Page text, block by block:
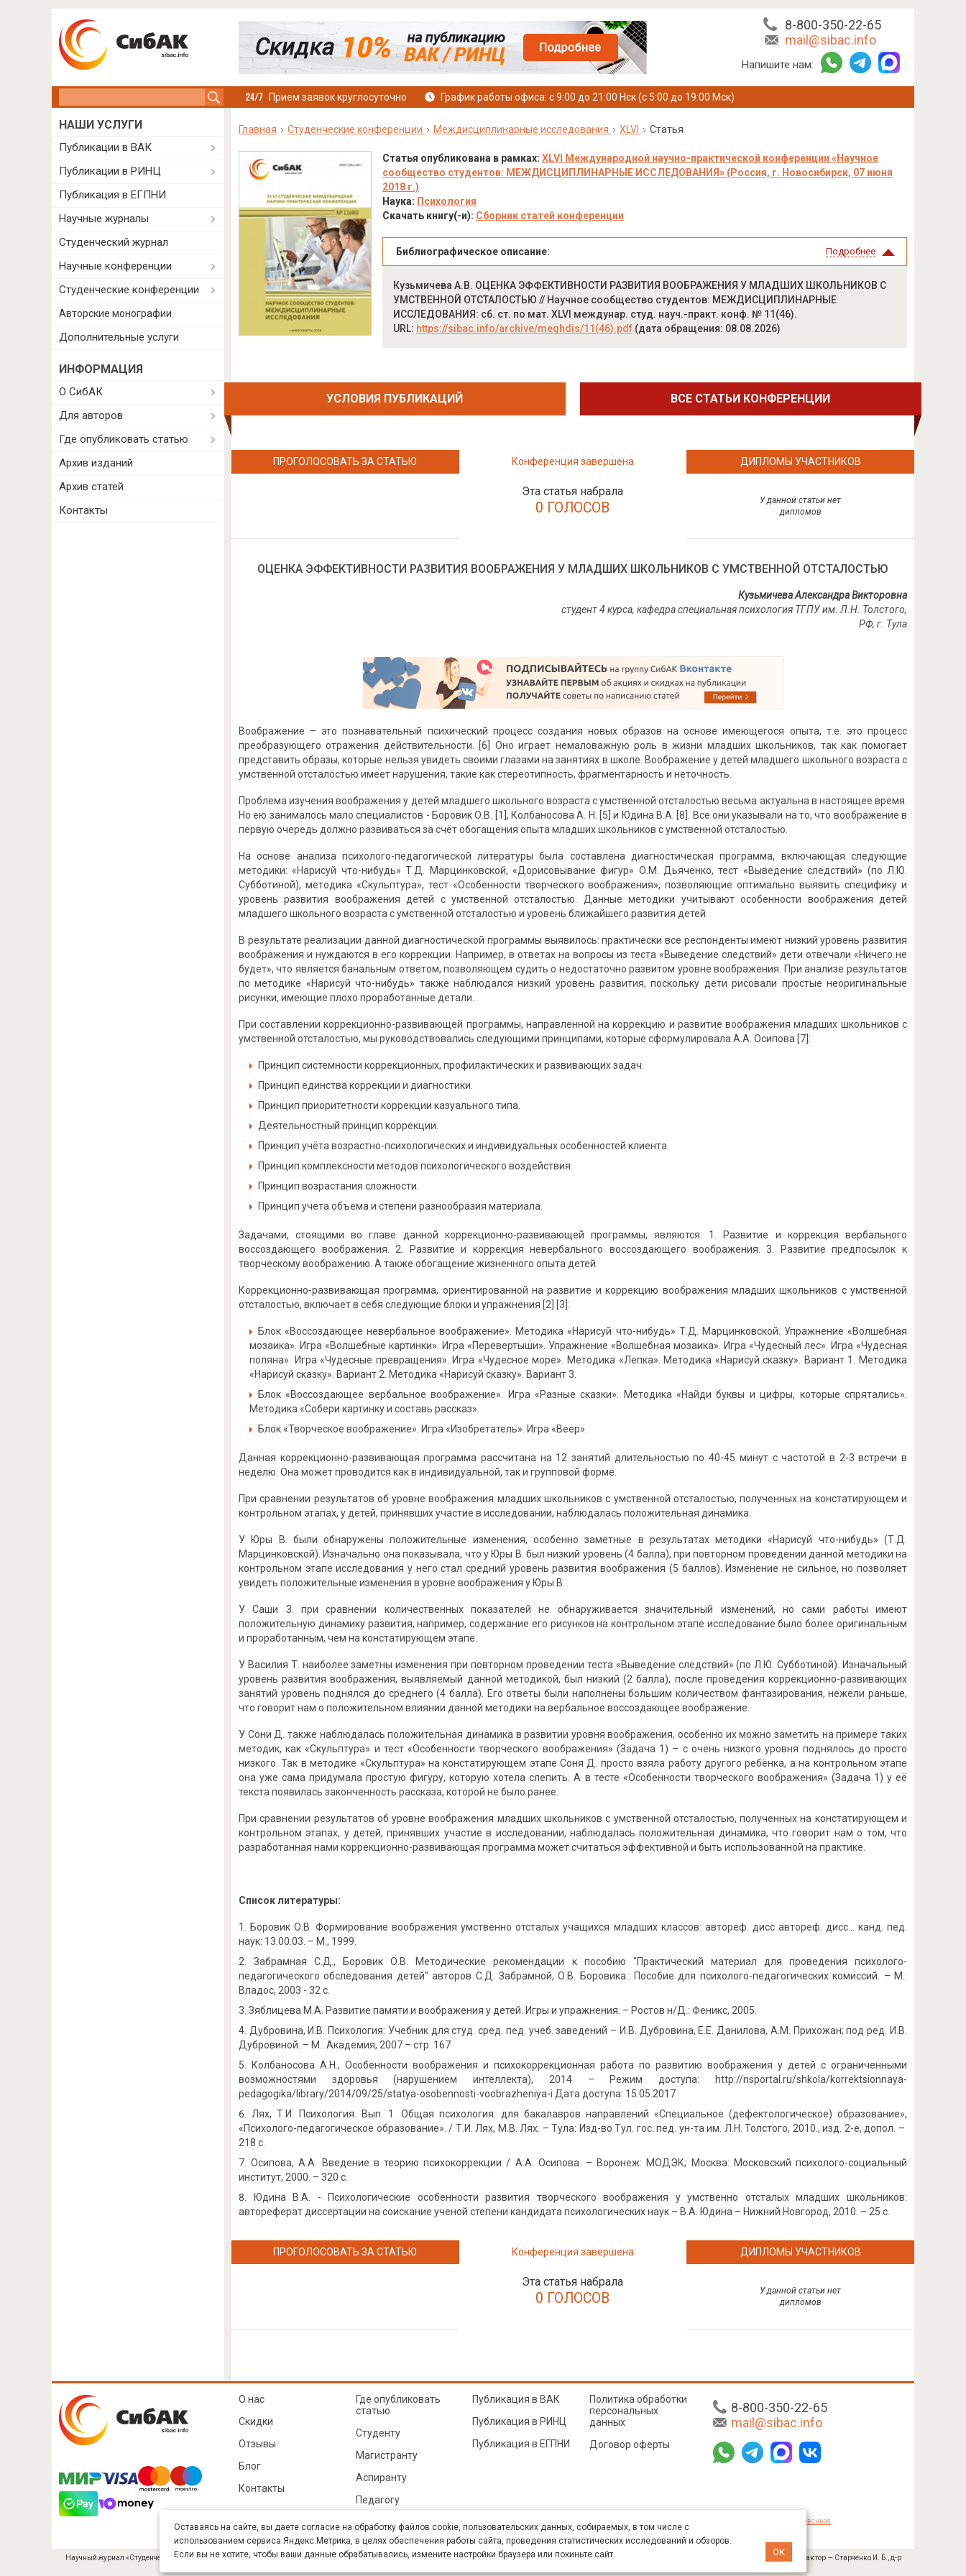
8-800-350-22-65
mail@sibac.info
Напишите нам:
Прием заявок круглосуточно График работы офиса: с 9:00 до 21:00 Нск (с 5:00 до 19:00 Мск)
Главная Студенческие конференции Междисциплинарные исследования XLVI Статья
Статья опубликована в рамках: XLVI Международной научно-практической конференции «Научное
сообщество студентов: МЕЖДИСЦИПЛИНАРНЫЕ ИССЛЕДОВАНИЯ» (Россия, г. Новосибирск, 07 июня
2018 г.)
Наука: Психология
Скачать книгу(-и): Сборник статей конференции
Библиографическое описание: Подробнее
Кузьмичева А.В. ОЦЕНКА ЭФФЕКТИВНОСТИ РАЗВИТИЯ ВООБРАЖЕНИЯ У МЛАДШИХ ШКОЛЬНИКОВ С
УМСТВЕННОЙ ОТСТАЛОСТЬЮ // Научное сообщество студентов: МЕЖДИСЦИПЛИНАРНЫЕ
ИССЛЕДОВАНИЯ: сб. ст. по мат. XLVI междунар. студ. науч.-практ. конф. № 11(46).
URL: https://sibac.info/archive/meghdis/11(46).pdf(дата обращения: 08.08.2026)
УСЛОВИЯ ПУБЛИКАЦИЙ ВСЕ СТАТЬИ КОНФЕРЕНЦИИ
ПРОГОЛОСОВАТЬ ЗА СТАТЬЮ Конференция завершена
Эта статья набрала
0 ГОЛОСОВ
ДИПЛОМЫ УЧАСТНИКОВ
У данной статьи нет
дипломов
ОЦЕНКА ЭФФЕКТИВНОСТИ РАЗВИТИЯ ВООБРАЖЕНИЯ У МЛАДШИХ ШКОЛЬНИКОВ С УМСТВЕННОЙ ОТСТАЛОСТЬЮ
Кузьмичева Александра Викторовна
студент 4 курса, кафедра специальная психология ТГПУ им. Л.Н. Толстого,
РФ, г. Тула
Воображение – это познавательный психический процесс создания новых образов на основе имеющегося опыта, т.е. это процесс
преобразующего отражения действительности. [6] Оно играет немаловажную роль в жизни младших школьников, так как помогает
представить образы, которые нельзя увидеть своими глазами на занятиях в школе. Воображение у детей младшего школьного возраста с
умственной отсталостью имеет нарушения, такие как стереотипность, фрагментарность и неточность.
Проблема изучения воображения у детей младшего школьного возраста с умственной отсталостью весьма актуальна в настоящее время.
Но ею занималось мало специалистов - Боровик О.В. [1], Колбаносова А. Н. [5] и Юдина В.А. [8]. Все они указывали на то, что воображение в
первую очередь должно развиваться за счёт обогащения опыта младших школьников с умственной отсталостью.
На основе анализа психолого-педагогической литературы была составлена диагностическая программа, включающая следующие
методики: «Нарисуй что-нибудь» Т.Д. Марцинковской, «Дорисовывание фигур» О.М. Дьяченко, тест «Выведение следствий» (по Л.Ю.
Субботиной), методика «Скульптура», тест «Особенности творческого воображения», позволяющие оптимально выявить специфику и
уровень развития воображения детей с умственной отсталостью. Данные методики учитывают особенности воображения детей
младшего школьного возраста с умственной отсталостью и уровень ближайшего развития детей.
В результате реализации данной диагностической программы выявилось: практически все респонденты имеют низкий уровень развития
воображения и нуждаются в его коррекции. Например, в ответах на вопросы из теста «Выведение следствий» дети отвечали «Ничего не
будет», что является банальным ответом, позволяющем судить о недостаточно развитом уровне воображения. При анализе результатов
по методике «Нарисуй что-нибудь» также наблюдался низкий уровень развития, поскольку дети рисовали простые неоригинальные
рисунки, имеющие плохо проработанные детали.
При составлении коррекционно-развивающей программы, направленной на коррекцию и развитие воображения младших школьников с
умственной отсталостью, мы руководствовались следующими принципами, которые сформулировала А.А. Осипова [7]:
Принцип системности коррекционных, профилактических и развивающих задач.
Принцип единства коррекции и диагностики.
Принцип приоритетности коррекции казуального типа.
Деятельностный принцип коррекции.
Принцип учёта возрастно-психологических и индивидуальных особенностей клиента.
Принцип комплексности методов психологического воздействия.
Принцип возрастания сложности.
Принцип учета объема и степени разнообразия материала.
Задачами, стоящими во главе данной коррекционно-развивающей программы, являются: 1. Развитие и коррекция вербального
воссоздающего воображения. 2. Развитие и коррекция невербального воссоздающего воображения. 3. Развитие предпосылок к
творческому воображению. А также обогащение жизненного опыта детей.
Коррекционно-развивающая программа, ориентированной на развитие и коррекцию воображения младших школьников с умственной
отсталостью, включает в себя следующие блоки и упражнения [2] [3]:
Блок «Воссоздающее невербальное воображение». Методика «Нарисуй что-нибудь» Т.Д. Марцинковской. Упражнение «Волшебная
мозаика». Игра «Волшебные картинки». Игра «Перевертыши». Упражнение «Волшебная мозаика». Игра «Чудесный лес». Игра «Чудесная
поляна». Игра «Чудесные превращения». Игра «Чудесное море». Методика «Лепка». Методика «Нарисуй сказку». Вариант 1. Методика
«Нарисуй сказку». Вариант 2. Методика «Нарисуй сказку». Вариант 3.
Блок «Воссоздающее вербальное воображение». Игра «Разные сказки». Методика «Найди буквы и цифры, которые спрятались».
Методика «Собери картинку и составь рассказ».
Блок «Творческое воображение». Игра «Изобретатель». Игра «Веер».
Данная коррекционно-развивающая программа рассчитана на 12 занятий длительностью по 40-45 минут с частотой в 2-3 встречи в
неделю. Она может проводится как в индивидуальной, так и групповой форме.
При сравнении результатов об уровне воображения младших школьников с умственной отсталостью, полученных на констатирующем и
контрольном этапах, у детей, принявших участие в исследовании, наблюдалась положительная динамика.
У Юры В. были обнаружены положительные изменения, особенно заметные в результатах методики «Нарисуй что-нибудь» (Т.Д.
Марцинковской). Изначально она показывала, что у Юры В. был низкий уровень (4 балла), при повторном проведении данной методики на
контрольном этапе исследования у него стал средний уровень развития воображения (5 баллов). Изменение не сильное, но позволяет
увидеть положительные изменения в уровне воображения у Юры В.
У Саши З. при сравнении количественных показателей не обнаруживается значительный изменений, но сами работы имеют
положительную динамику развития, например, содержание его рисунков на контрольном этапе исследование было более оригинальным
и проработанным, чем на констатирующем этапе.
У Василия Т. наиболее заметны изменения при повторном проведении теста «Выведение следствий» (по Л.Ю. Субботиной). Изначальный
уровень развития воображения, выявляемый данной методикой, был низкий (2 балла), после проведения коррекционно-развивающих
занятий уровень поднялся до среднего (4 балла). Его ответы были наполнены большим количеством фантазирования, нежели раньше,
что говорит нам о положительном влиянии данной методики на вербальное воссоздающее воображение.
У Сони Д. также наблюдалась положительная динамика в развитии уровня воображения, особенно их можно заметить на примере таких
методик, как «Скульптура» и тест «Особенности творческого воображения» (Задача 1) – с очень низкого уровня поднялось до просто
низкого. Так в методике «Скульптура» на констатирующем этапе Соня Д. просто взяла работу другого ребёнка, а на контрольном этапе
она уже сама придумала простую фигуру, которую хотела слепить. А в тесте «Особенности творческого воображения» (Задача 1) у её
текста появилась законченность рассказа, которой не было ранее.
При сравнении результатов об уровне воображения младших школьников с умственной отсталостью, полученных на констатирующем и
контрольном этапах, у детей, принявших участие в исследовании, наблюдалась положительная динамика, что говорит нам о том, что
разработанная нами коррекционно-развивающая программа может считаться эффективной и быть использованной на практике.
Список литературы:
Боровик О.В. Формирование воображения умственно отсталых учащихся младших классов: автореф. дисс автореф. дисс… канд. пед.
наук: 13.00.03. – М., 1999.
Забрамная С.Д., Боровик О.В. Методические рекомендации к пособию "Практический материал для проведения психолого-
педагогического обследования детей" авторов С.Д. Забрамной, О.В. Боровика.: Пособие для психолого-педагогических комиссий. – М.:
Владос, 2003 - 32 с.
Зяблицева М.А. Развитие памяти и воображения у детей. Игры и упражнения. – Ростов н/Д.: Феникс, 2005.
Дубровина, И.В. Психология: Учебник для студ. сред. пед. учеб. заведений – И.В. Дубровина, Е.Е. Данилова, А.М. Прихожан; под ред. И.В.
Дубровиной. – М.: Академия, 2007 – стр. 167
Колбаносова А.Н., Особенности воображения и психокоррекционная работа по развитию воображения у детей с ограниченными
возможностями здоровья (нарушением интеллекта), 2014 – Режим доступа: http://nsportal.ru/shkola/korrektsionnaya-
pedagogika/library/2014/09/25/statya-osobennosti-voobrazheniya-i Дата доступа: 15.05.2017
Лях, Т.И. Психология. Вып. 1. Общая психология: для бакалавров направлений «Специальное (дефектологическое) образование»,
«Психолого-педагогическое образование». / Т.И. Лях, М.В. Лях. – Тула: Изд-во Тул. гос. пед. ун-та им. Л.Н. Толстого, 2010., изд. 2-е, допол. –
218 с.
Осипова, А.А. Введение в теорию психокоррекции / А.А. Осипова. – Воронеж: МОДЭК; Москва: Московский психолого-социальный
институт, 2000. – 320 с.
Юдина В.А. - Психологические особенности развития творческого воображения у умственно отсталых младших школьников:
автореферат диссертации на соискание ученой степени кандидата психологических наук – В.А. Юдина – Нижний Новгород, 2010. – 25 с.
ПРОГОЛОСОВАТЬ ЗА СТАТЬЮ Конференция завершена
Эта статья набрала
0 ГОЛОСОВ
ДИПЛОМЫ УЧАСТНИКОВ
У данной статьи нет
дипломов
НАШИ УСЛУГИ
Публикации в ВАК
Публикации в РИНЦ
Публикация в ЕГПНИ
Научные журналы
Студенческий журнал
Научные конференции
Студенческие конференции
Авторские монографии
Дополнительные услуги
ИНФОРМАЦИЯ
О СибАК
Для авторов
Где опубликовать статью
Архив изданий
Архив статей
Контакты
8-800-350-22-65
mail@sibac.info
О нас
Скидки
Отзывы
Блог
Контакты
Где опубликовать
статью
Студенту
Магистранту
Аспиранту
Педагогу
Публикация в ВАК
Публикация в РИНЦ
Публикация в ЕГПНИ
Политика обработки
персональных
данных
Договор оферты
лицензии Creative Commons «Attribution» («Атрибуция») 4.0 Непортированная
Карта сайта
Научный журнал «Студенческий» (ISSN 2541-9412). Издатель — ООО «СибАК» (ИНН 5402054157). Размещается в Научной электронной библиотеке eLIBRARY.RU (договор № 445-11/2019 от 05.11.2019). Главный редактор — Старченко И. Б., д-р
Оставаясь на сайте, вы даете согласие на обработку файлов cookie, пользовательских данных, собираемых, в том числе с
использованием сервиса Яндекс.Метрика, в целях обеспечения работы сайта, проведения статистических исследований и обзоров.
Если вы не хотите, чтобы ваши данные обрабатывались, измените настройки браузера или покиньте сайт.
ОК